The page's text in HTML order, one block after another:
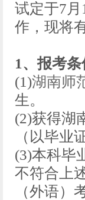
试定于7
作，现将
1、报考条
(1)湖南师
生。
(2)获得湖
（以毕业
(3)本科毕
不符合上
（外语）